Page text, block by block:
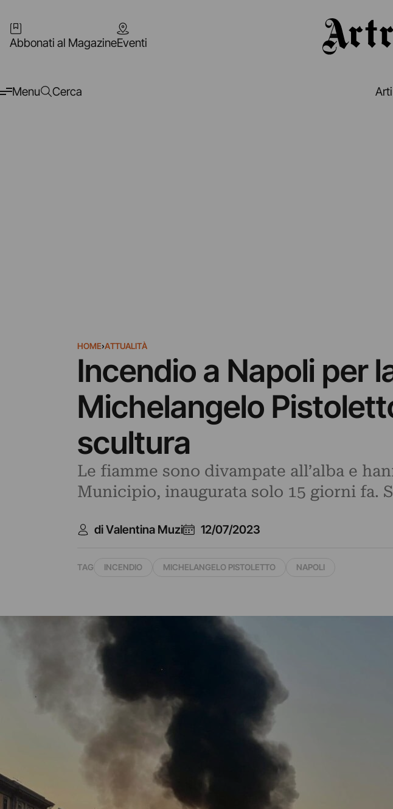
Abbonati al MagazineEventi
Menu Cerca
HOME›ATTUALITÀ
Incendio a Napoli per
Michelangelo
scultura
Le fiamme sono divampate all’alba e
Municipio, inaugurata solo 15 giorni fa.
di Valentina Muzi 12/07/2023
TAG INCENDIO MICHELANGELO PISTOLETTO NAPOLI